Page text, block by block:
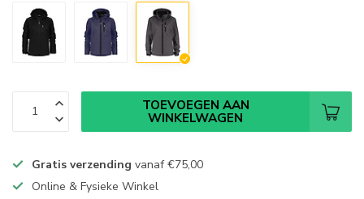
TOEVOEGEN AAN
WINKELWAGEN
Gratis verzending vanaf€75,00
Online & Fysieke Winkel